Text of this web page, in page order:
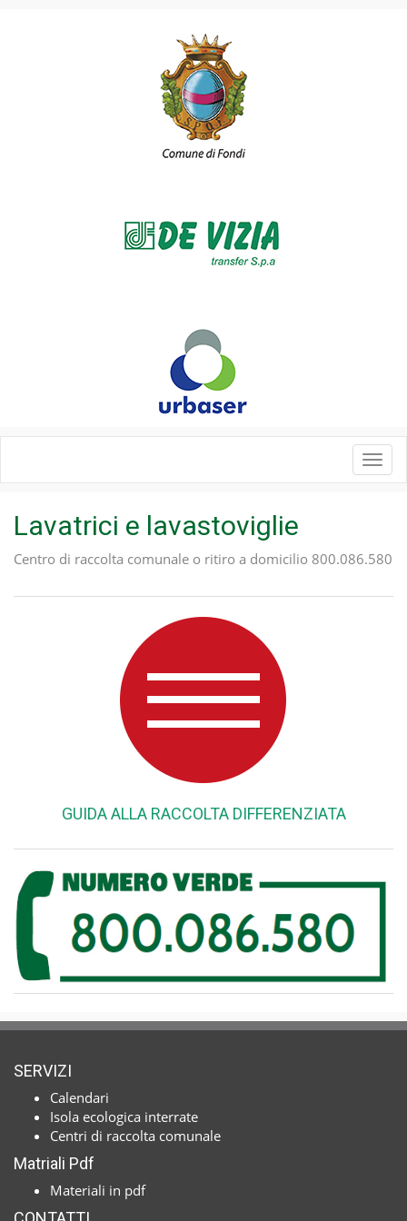
Lavatrici e lavastoviglie
Centro di raccolta comunale o ritiro a domicilio 800.086.580
GUIDA ALLA RACCOLTA DIFFERENZIATA
SERVIZI
Calendari
Isola ecologica interrate
Centri di raccolta comunale
Matriali Pdf
Materiali in pdf